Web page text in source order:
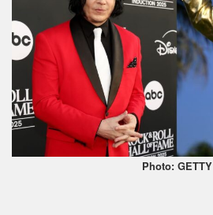
Photo: GETTY